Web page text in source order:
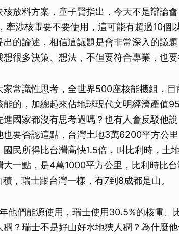
放料方案，童子賢指出，今天不是辯論
牽涉核電要不要使用，這可能有超過10個
的論述，相信這議題是會非常深入的議
很多決策、想法，不但要符合專業，也要
家常識性思考，全世界500座核能機組，
的，加總起來佔地球現代文明經濟產值
國家都沒有思考過嗎？也有人會反駁他
也要否認這點，台灣土地3萬6200平方公
國民所得比台灣高快1.5倍，叫比利時，土
大一點，是4萬1000平方公里，比利時比
，瑞士跟台灣一樣，有7到8成都是山。
他們能源使用，瑞士使用30.5%的核電、
稠？瑞士不是好山好水地狹人稠？為什麼